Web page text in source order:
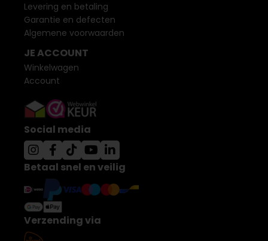
Levering en betaling
Garantie en defecten
Algemene voorwaarden
JE ACCOUNT
Winkelwagen
Account
Social media
Betaal snel en veilig
Verzending via